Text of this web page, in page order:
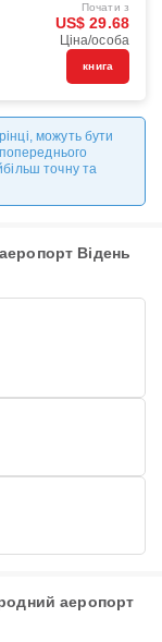
Почати з
US$ 29.68
Ціна/особа
книга
можуть бути
точну та
Відень
аеропорт